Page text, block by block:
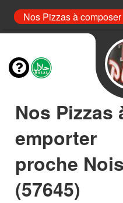
Nos Pizzas à composer
Nos Pizzas
emporter
proche
(57645)